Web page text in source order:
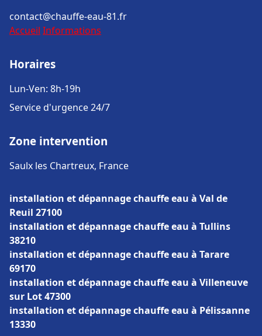
contact@chauffe-eau-81.fr
Accueil Informations
Horaires
Lun-Ven: 8h-19h
Service d'urgence 24/7
Zone intervention
Saulx les Chartreux, France
installation et dépannage chauffe eau à Val de
Reuil 27100
installation et dépannage chauffe eau à Tullins
38210
installation et dépannage chauffe eau à Tarare
69170
installation et dépannage chauffe eau à Villeneuve
sur Lot 47300
installation et dépannage chauffe eau à Pélissanne
13330